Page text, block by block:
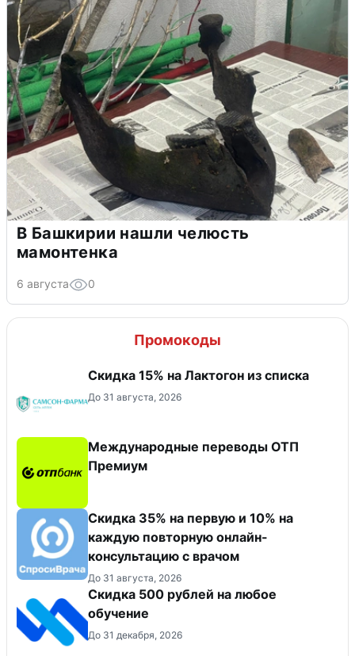
В Башкирии нашли челюсть
мамонтенка
6 августа 0
Промокоды
Скидка 15% на Лактогон из списка
До 31 августа, 2026
Международные переводы ОТП
Премиум
Скидка 35% на первую и 10% на
каждую повторную онлайн-
консультацию с врачом
До 31 августа, 2026
Скидка 500 рублей на любое
обучение
До 31 декабря, 2026